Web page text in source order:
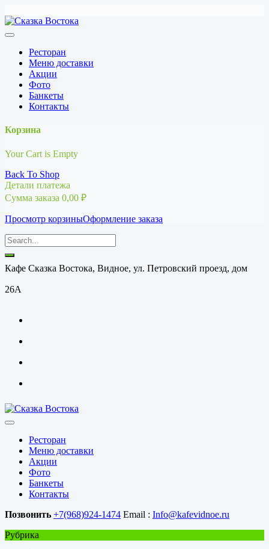
Перейти
к
Ресторан
Меню доставки
Акции
Фото
Банкеты
Контакты
Корзина
Your Cart is Empty
Back To Shop
Детали платежа
Сумма заказа 0,00 ₽
Просмотр корзиныОформление заказа
Кафе Сказка Востока, Видное, ул. Петровский проезд, дом
26А
Ресторан
Меню доставки
Акции
Фото
Банкеты
Контакты
Позвонить +7(968)924-1474 Email : Info@kafevidnoe.ru
Рубрика